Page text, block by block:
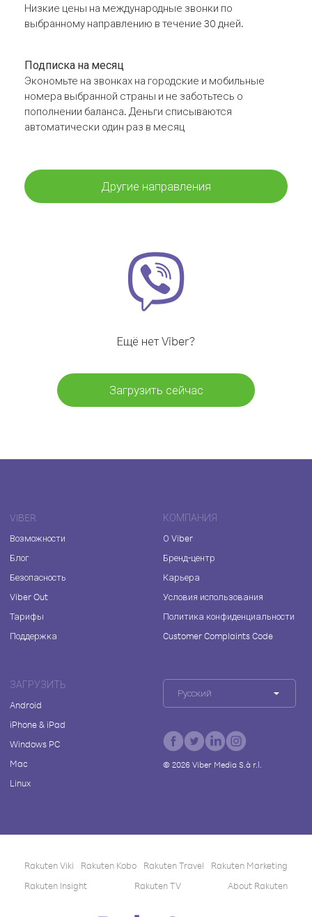
Низкие цены на международные звонки по
выбранному направлению в течение 30 дней.
Подписка на месяц
Экономьте на звонках на городские и мобильные
номера выбранной страны и не заботьтесь о
пополнении баланса. Деньги списываются
автоматически один раз в месяц
Другие направления
Ещё нет Viber?
Загрузить сейчас
VIBER
Возможности
Блог
Безопасность
Viber Out
Тарифы
Поддержка
КОМПАНИЯ
О Viber
Бренд-центр
Карьера
Условия использования
Политика конфиденциальности
Customer Complaints Code
ЗАГРУЗИТЬ
Android
iPhone & iPad
Windows PC
Mac
Linux
Русский
© 2026Viber Media S.à r.l.
Rakuten Viki Rakuten Kobo Rakuten Travel
Rakuten Marketing
Rakuten Insight
Rakuten TV About Rakuten